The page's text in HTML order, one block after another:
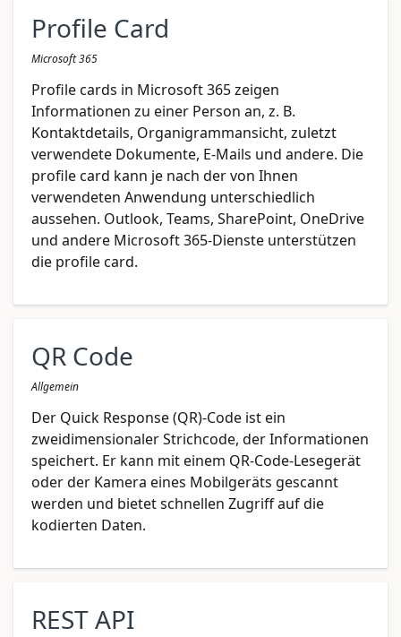
Profile Card
Microsoft 365
Profile cards in Microsoft 365 zeigen
Informationen zu einer Person an, z. B.
Kontaktdetails, Organigrammansicht, zuletzt
verwendete Dokumente, E-Mails und andere. Die
profile card kann je nach der von Ihnen
verwendeten Anwendung unterschiedlich
aussehen. Outlook, Teams, SharePoint, OneDrive
und andere Microsoft 365-Dienste unterstützen
die profile card.
QR Code
Allgemein
Der Quick Response (QR)-Code ist ein
zweidimensionaler Strichcode, der Informationen
speichert. Er kann mit einem QR-Code-Lesegerät
oder der Kamera eines Mobilgeräts gescannt
werden und bietet schnellen Zugriff auf die
kodierten Daten.
REST API